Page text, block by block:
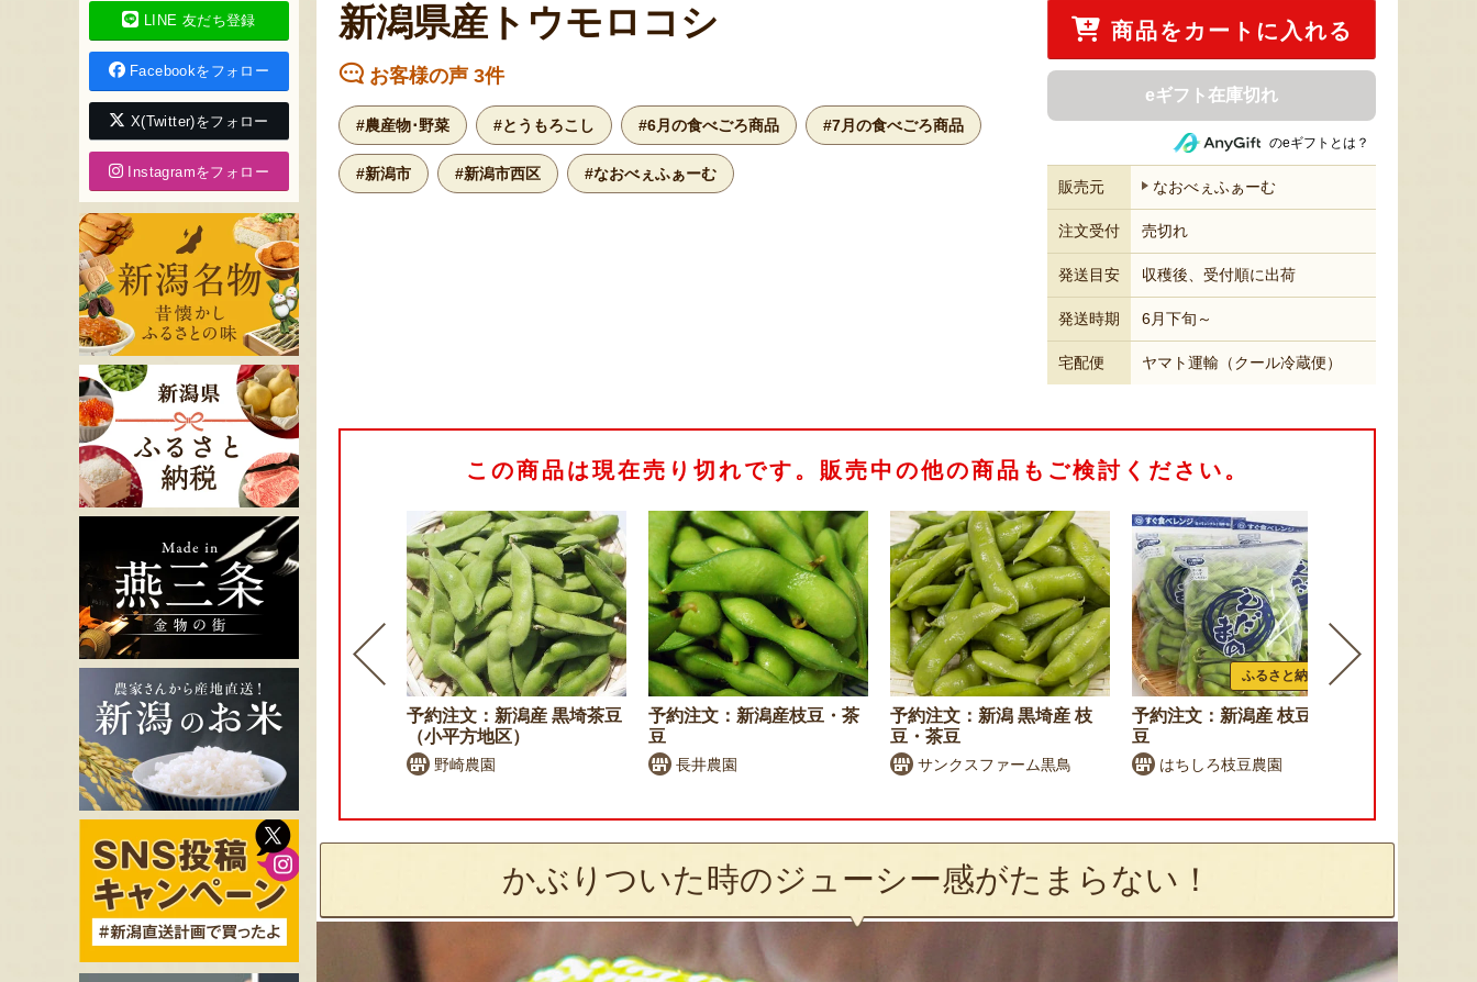
新潟県産トウモロコシ
お客様の声 3件
#農産物･野菜 #とうもろこし #6月の食べごろ商品 #7月の食べごろ商品
#新潟市 #新潟市西区 #なおべぇふぁーむ
商品をカートに入れる
eギフト在庫切れ
のeギフトとは？
販売元 なおべぇふぁーむ
注文受付 売切れ
発送目安 収穫後、受付順に出荷
発送時期 6月下旬～
宅配便 ヤマト運輸（クール冷蔵便）
この商品は現在売り切れです。販売中の他の商品もご検討ください。
予約注文：新潟 黒埼産 枝
豆・茶豆
黒埼板井っ娘枝豆生産組合
予約注文：新潟産 黒埼茶豆
（小平方地区）
野崎農園
予約注文：新潟産枝豆・茶
豆
長井農園
予約注文：新潟 黒埼産 枝
豆・茶豆
サンクスファーム黒鳥
ふるさと納税可
予約注文：新潟産 枝豆・茶
豆
はちしろ枝豆農園
かぶりついた時のジューシー感がたまらない！
LINE 友だち登録
Facebookをフォロー
X(Twitter)をフォロー
Instagramをフォロー